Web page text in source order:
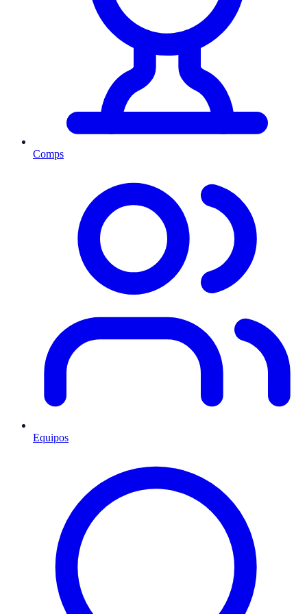
Comps
Equipos